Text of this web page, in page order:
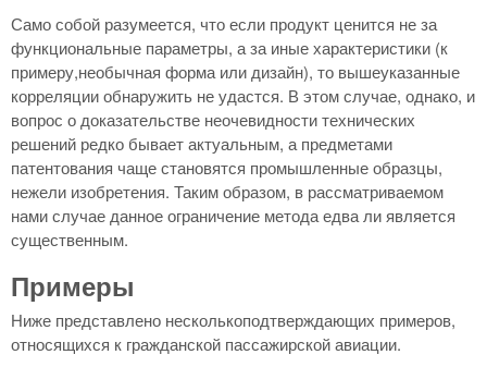
Само собой разумеется, что если продукт ценится не за
функциональные параметры, а за иные характеристики (к
примеру,необычная форма или дизайн), то вышеуказанные
корреляции обнаружить не удастся. В этом случае, однако, и
вопрос о доказательстве неочевидности технических
решений редко бывает актуальным, а предметами
патентования чаще становятся промышленные образцы,
нежели изобретения. Таким образом, в рассматриваемом
нами случае данное ограничение метода едва ли является
существенным.
Примеры
Ниже представлено несколькоподтверждающих примеров,
относящихся к гражданской пассажирской авиации.